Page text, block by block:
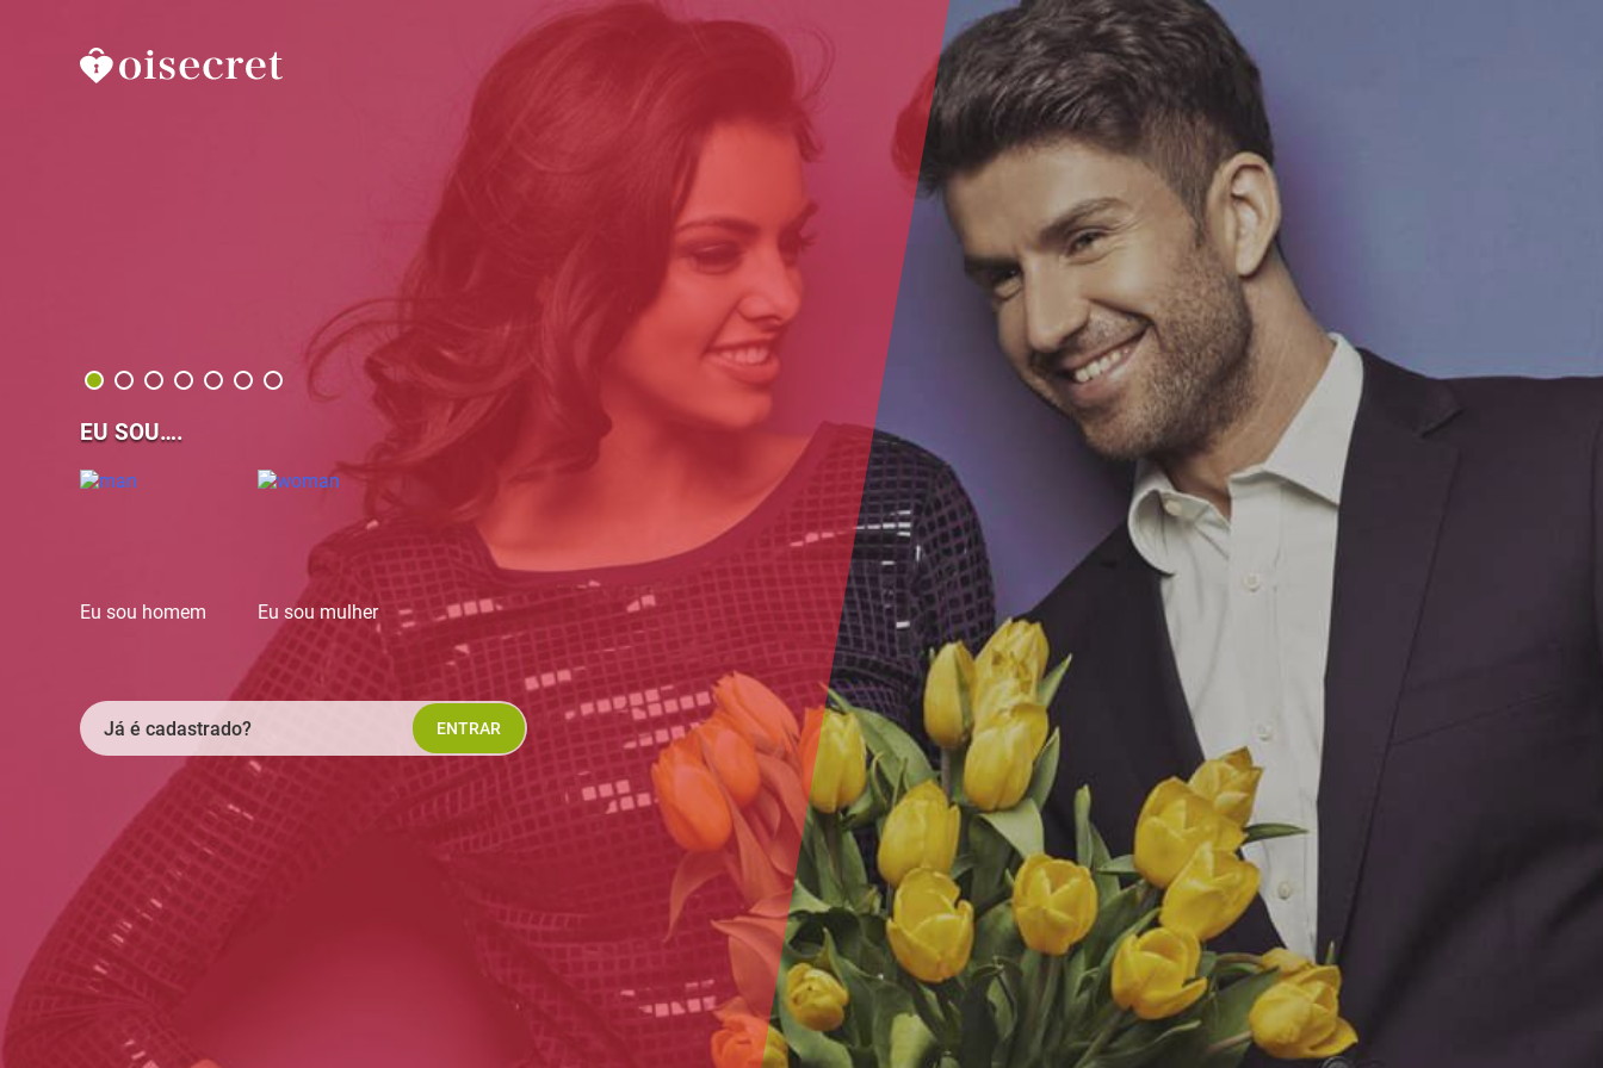
EU SOU….
Eu sou homem Eu sou mulher
Já é cadastrado? ENTRAR